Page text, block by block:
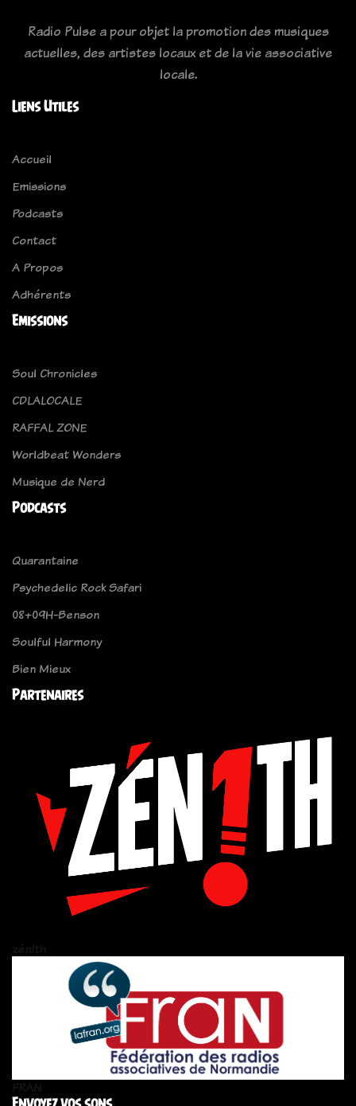
Radio Pulse a pour objet la promotion des musiques
actuelles, des artistes locaux et de la vie associative
locale.
Liens Utiles
Accueil
Emissions
Podcasts
Contact
A Propos
Adhérents
Emissions
Soul Chronicles
CDLALOCALE
RAFFAL ZONE
Worldbeat Wonders
Musique de Nerd
Podcasts
Quarantaine
Psychedelic Rock Safari
08+09H-Benson
Soulful Harmony
Bien Mieux
Partenaires